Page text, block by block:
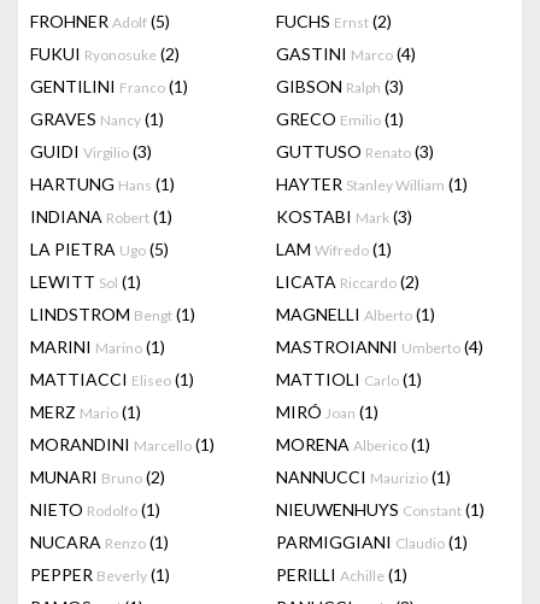
FROHNER Adolf (5) FUCHS Ernst (2)
FUKUI Ryonosuke (2) GASTINI Marco (4)
GENTILINI Franco (1) GIBSON Ralph (3)
GRAVES Nancy (1) GRECO Emilio (1)
GUIDI Virgilio (3) GUTTUSO Renato (3)
HARTUNG Hans (1) HAYTER Stanley William (1)
INDIANA Robert (1) KOSTABI Mark (3)
LA PIETRA Ugo (5) LAM Wifredo (1)
LEWITT Sol (1) LICATA Riccardo (2)
LINDSTROM Bengt (1) MAGNELLI Alberto (1)
MARINI Marino (1) MASTROIANNI Umberto (4)
MATTIACCI Eliseo (1) MATTIOLI Carlo (1)
MERZ Mario (1) MIRÓ Joan (1)
MORANDINI Marcello (1) MORENA Alberico (1)
MUNARI Bruno (2) NANNUCCI Maurizio (1)
NIETO Rodolfo (1) NIEUWENHUYS Constant (1)
NUCARA Renzo (1) PARMIGGIANI Claudio (1)
PEPPER Beverly (1) PERILLI Achille (1)